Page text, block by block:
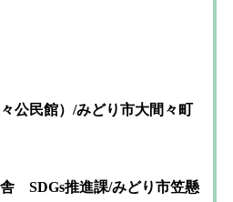
公民館）/みどり市大間々町
舎 SDGs推進課/みどり市笠懸